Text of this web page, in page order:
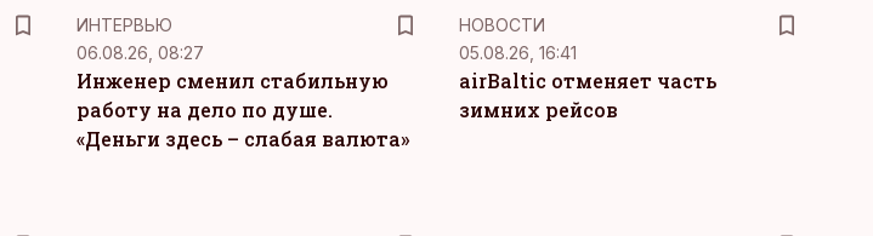
ИНТЕРВЬЮ
06.08.26, 08:27
Инженер сменил стабильную
работу на дело по душе.
«Деньги здесь – слабая валюта»
НОВОСТИ
05.08.26, 16:41
airBaltic отменяет часть
зимних рейсов